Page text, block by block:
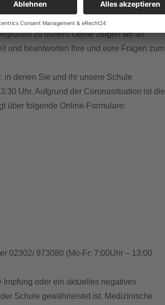
der Realschulen, liebe Eltern,
zu dürfen! Gerne zeigen wir an
und beantworten Ihre und eure Fragen zum
in denen Sie und ihr unsere Schule
Uhr. Aufgrund der Coronasituation ist die
über folgende Online-Formulare:
02302/ 973080 (Mo-Fr: 7:00Uhr – 13:00
oder ein aktuelles negatives
Schule gewährleistet ist. Medizinische